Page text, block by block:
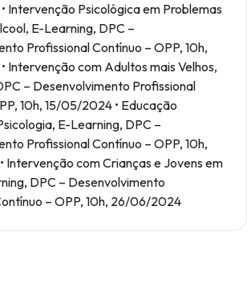
Psicológica em Problemas
E-Learning, DPC –
Profissional Contínuo – OPP, 10h,
com Adultos mais Velhos,
– Desenvolvimento Profissional
10h, 15/05/2024 • Educação
E-Learning, DPC –
Profissional Contínuo – OPP, 10h,
com Crianças e Jovens em
DPC – Desenvolvimento
– OPP, 10h, 26/06/2024